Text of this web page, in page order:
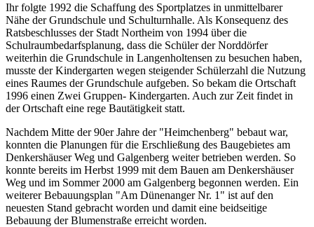
Ihr folgte 1992 die Schaffung des Sportplatzes in unmittelbarer
Nähe der Grundschule und Schulturnhalle. Als Konsequenz des
Ratsbeschlusses der Stadt Northeim von 1994 über die
Schulraumbedarfsplanung, dass die Schüler der Norddörfer
weiterhin die Grundschule in Langenholtensen zu besuchen haben,
musste der Kindergarten wegen steigender Schülerzahl die Nutzung
eines Raumes der Grundschule aufgeben. So bekam die Ortschaft
1996 einen Zwei Gruppen- Kindergarten. Auch zur Zeit findet in
der Ortschaft eine rege Bautätigkeit statt.
Nachdem Mitte der 90er Jahre der "Heimchenberg" bebaut war,
konnten die Planungen für die Erschließung des Baugebietes am
Denkershäuser Weg und Galgenberg weiter betrieben werden. So
konnte bereits im Herbst 1999 mit dem Bauen am Denkershäuser
Weg und im Sommer 2000 am Galgenberg begonnen werden. Ein
weiterer Bebauungsplan "Am Dünenanger Nr. 1" ist auf den
neuesten Stand gebracht worden und damit eine beidseitige
Bebauung der Blumenstraße erreicht worden.